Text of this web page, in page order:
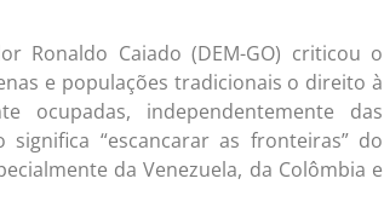
Ronaldo Caiado (DEM-GO) criticou o
e populações tradicionais o direito à
ocupadas, independentemente das
“escancarar as fronteiras” do
da Venezuela, da Colômbia e